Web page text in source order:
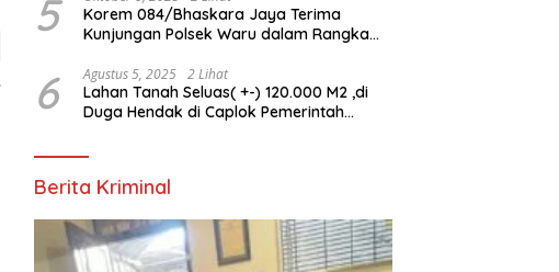
5
Korem 084/Bhaskara Jaya Terima
Kunjungan Polsek Waru dalam Rangka
6 Agustus 5, 2025 2 Lihat
Lahan Tanah Seluas( +-) 120.000 M2 ,di
Duga Hendak di Caplok Pemerintah
Berita Kriminal